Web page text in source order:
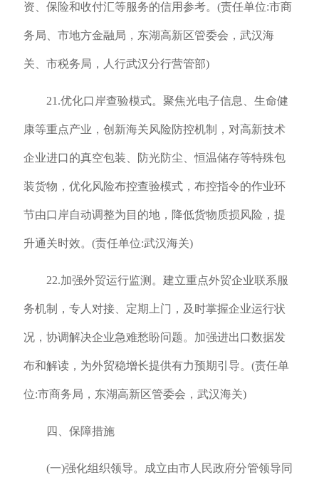
资、保险和收付汇等服务的信用参考。(责任单位:市商
务局、市地方金融局，东湖高新区管委会，武汉海
关、市税务局，人行武汉分行营管部)
21.优化口岸查验模式。聚焦光电子信息、生命健
康等重点产业，创新海关风险防控机制，对高新技术
企业进口的真空包装、防光防尘、恒温储存等特殊包
装货物，优化风险布控查验模式，布控指令的作业环
节由口岸自动调整为目的地，降低货物质损风险，提
升通关时效。(责任单位:武汉海关)
22.加强外贸运行监测。建立重点外贸企业联系服
务机制，专人对接、定期上门，及时掌握企业运行状
况，协调解决企业急难愁盼问题。加强进出口数据发
布和解读，为外贸稳增长提供有力预期引导。(责任单
位:市商务局，东湖高新区管委会，武汉海关)
四、保障措施
(一)强化组织领导。成立由市人民政府分管领导同